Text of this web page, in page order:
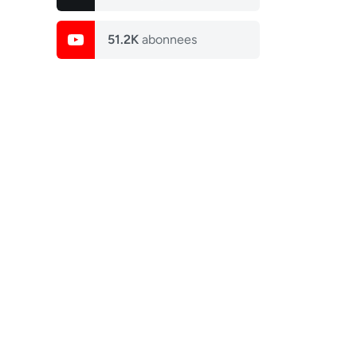
51.2K abonnees